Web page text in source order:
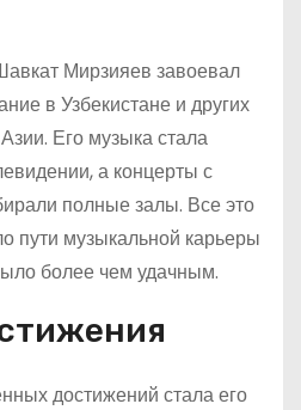
Мирзияев завоевал
в Узбекистане и других
Его музыка стала
а концерты с
полные залы. Все это
пути музыкальной карьеры
более чем удачным.
достижений стала его